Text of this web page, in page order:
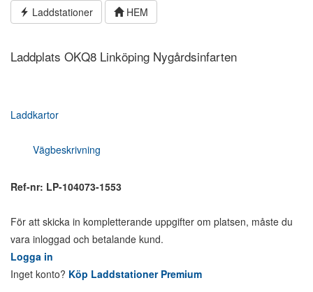
Hoppa Laddstationer HEM
Laddplats OKQ8 Linköping Nygårdsinfarten
Laddkartor
Vägbeskrivning
Ref-nr: LP-104073-1553
För att skicka in kompletterande uppgifter om platsen, måste du
vara inloggad och betalande kund.
Logga in
Inget konto? Köp Laddstationer Premium